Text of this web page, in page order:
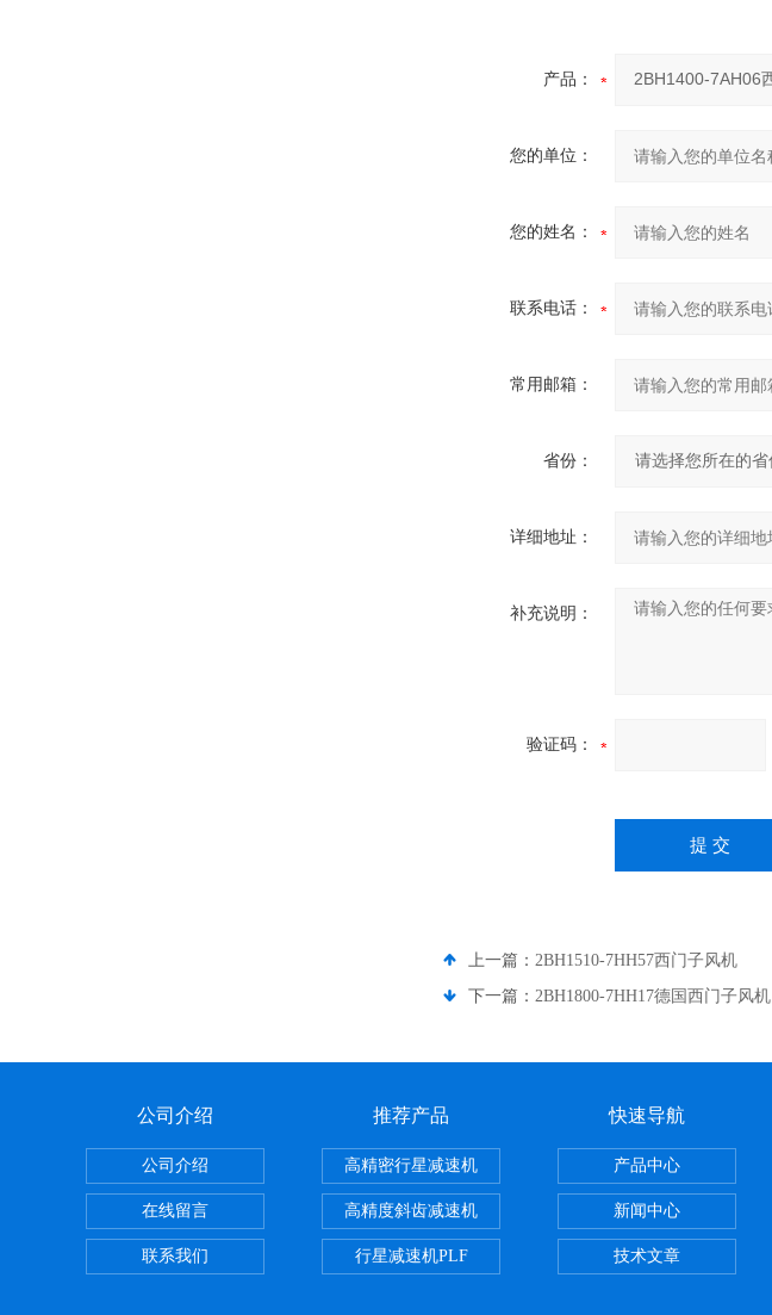
产品：
您的单位：
您的姓名：
联系电话：
常用邮箱：
省份：
详细地址：
补充说明：
验证码：
上一篇： 2BH1510-7HH57西门子风机
下一篇： 2BH1800-7HH17德国西门子风机
公司介绍
公司介绍
在线留言
联系我们
推荐产品
高精密行星减速机
高精度斜齿减速机
行星减速机PLF
快速导航
产品中心
新闻中心
技术文章